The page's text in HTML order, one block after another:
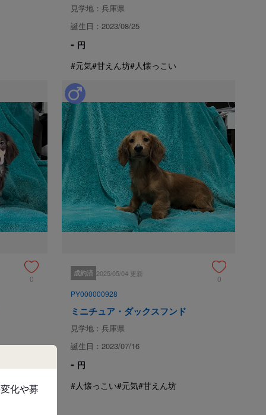
化や募
込 / お問い合わせ（無料）
りますが、万が一下記のような場合は代犬をお渡しいたし
性の異常の発見 (獣医師の診断書が必要です)
場合は対応いたしかねます。
問い合わせをお断りさせて頂いております。
24時間、お電話でご相談受け付けます。お気軽にご相談
見学地：兵庫県
誕生日：2023/08/25
- 円
#元気#甘えん坊#人懐っこい
0
成約済 2025/05/04 更新
0
PY000000928
ミニチュア・ダックスフンド
見学地：兵庫県
誕生日：2023/07/16
- 円
#人懐っこい#元気#甘えん坊